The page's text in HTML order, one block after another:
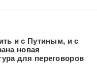
и с Путиным, и с
новая
для переговоров